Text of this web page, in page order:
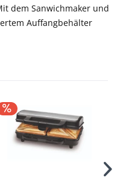
dem Sanwichmaker und
Auffangbehälter